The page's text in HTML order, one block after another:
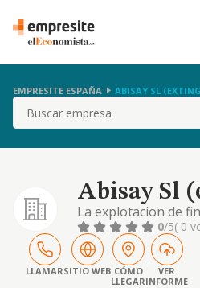
EMPRESITE ESPAÑA ABISAY SL
Buscar
Abisay Sl
La explotacion de
administracion,
venta de fincas
0/5( 0
LLAMARSITIO WEB CÓMO
LLEGAR
VER
INFORME